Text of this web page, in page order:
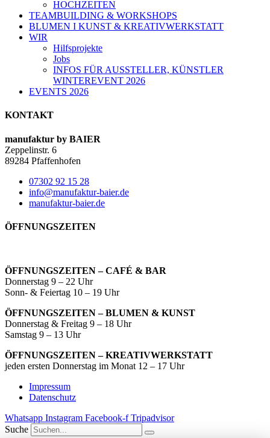
HOCHZEITEN
TEAMBUILDING & WORKSHOPS
BLUMEN I KUNST & KREATIVWERKSTATT
WIR
Hilfsprojekte
Jobs
INFOS FÜR AUSSTELLER, KÜNSTLER
WINTEREVENT 2026
EVENTS 2026
KONTAKT
manufaktur by BAIER
Zeppelinstr. 6
89284 Pfaffenhofen
07302 92 15 28
info@manufaktur-baier.de
manufaktur-baier.de
ÖFFNUNGSZEITEN
ÖFFNUNGSZEITEN – CAFÉ & BAR
Donnerstag 9 – 22 Uhr
Sonn- & Feiertag 10 – 19 Uhr
ÖFFNUNGSZEITEN – BLUMEN & KUNST
Donnerstag & Freitag 9 – 18 Uhr
Samstag 9 – 13 Uhr
ÖFFNUNGSZEITEN – KREATIVWERKSTATT
jeden ersten Donnerstag im Monat 12 – 17 Uhr
Impressum
Datenschutz
Whatsapp Instagram Facebook-f Tripadvisor
Suche